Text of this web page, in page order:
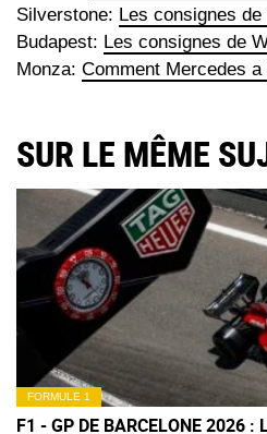
Silverstone: Les consignes
Budapest: Les consignes de
Monza: Comment Mercedes
SUR LE MÊME
FORMULE 1
F1 - GP DE BARCELONE 2026 :